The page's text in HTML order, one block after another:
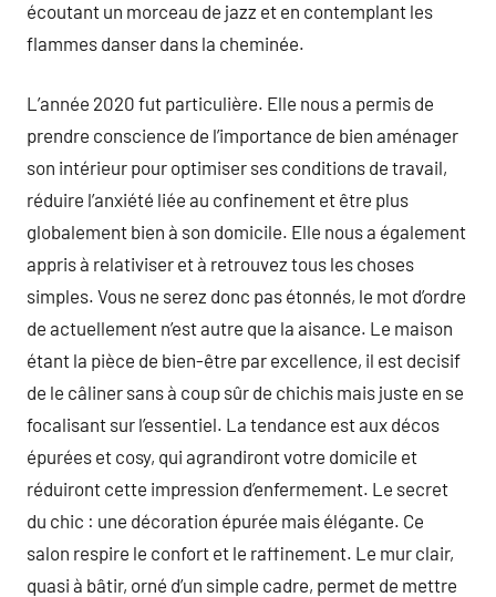
écoutant un morceau de jazz et en contemplant les
flammes danser dans la cheminée.
L’année 2020 fut particulière. Elle nous a permis de
prendre conscience de l’importance de bien aménager
son intérieur pour optimiser ses conditions de travail,
réduire l’anxiété liée au confinement et être plus
globalement bien à son domicile. Elle nous a également
appris à relativiser et à retrouvez tous les choses
simples. Vous ne serez donc pas étonnés, le mot d’ordre
de actuellement n’est autre que la aisance. Le maison
étant la pièce de bien-être par excellence, il est decisif
de le câliner sans à coup sûr de chichis mais juste en se
focalisant sur l’essentiel. La tendance est aux décos
épurées et cosy, qui agrandiront votre domicile et
réduiront cette impression d’enfermement. Le secret
du chic : une décoration épurée mais élégante. Ce
salon respire le confort et le raffinement. Le mur clair,
quasi à bâtir, orné d’un simple cadre, permet de mettre